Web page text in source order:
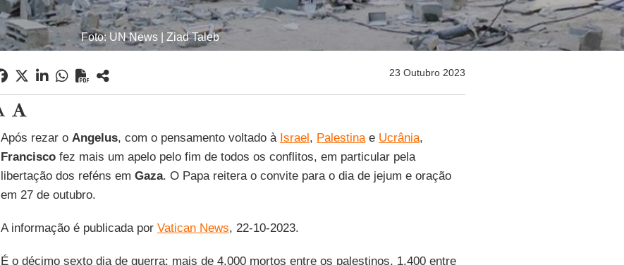
Foto: UN News | Ziad Taleb
23 Outubro 2023
Após rezar o Angelus, com o pensamento voltado à Israel, Palestinae Ucrânia,
Franciscofez mais um apelo pelo fim de todos os conflitos, em particular pela
libertação dos reféns em Gaza. O Papa reitera o convite para o dia de jejum e oração
em 27 de outubro.
A informação é publicada por Vatican News, 22-10-2023.
É o décimo sexto dia de guerra: mais de 4.000 mortos entre os palestinos, 1.400 entre